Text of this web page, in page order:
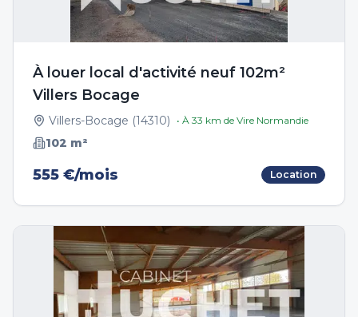
À louer local d'activité neuf 102m²
Villers Bocage
Villers-Bocage (14310) • À 33 km de Vire Normandie
102 m²
555 €/mois Location